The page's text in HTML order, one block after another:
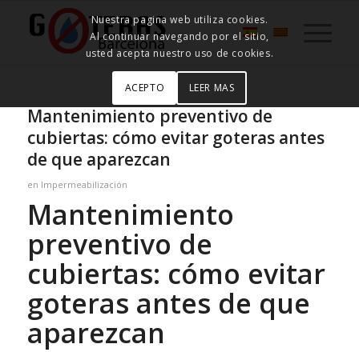
Mantenimiento preventivo de
cubiertas: cómo evitar goteras antes
de que aparezcan
en Impermeabilización
Mantenimiento
preventivo de
cubiertas: cómo evitar
goteras antes de que
aparezcan
Nuestra pagina web utiliza cookies.
Al continuar navegando por el sitio,
usted acepta nuestro uso de cookies.
ACEPTO LEER MAS